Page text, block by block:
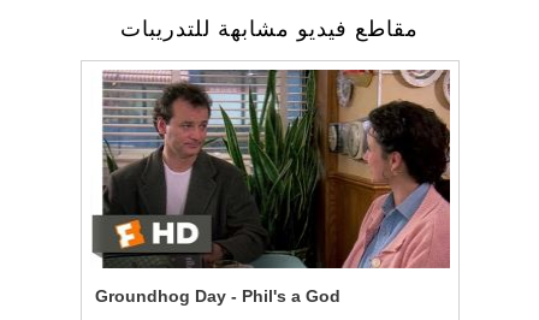
مقاطع فيديو مشابهة للتدريبات
Groundhog Day - Phil's a God